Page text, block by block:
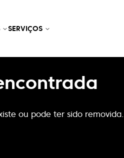
SERVIÇOS
ou pode ter sido removida.